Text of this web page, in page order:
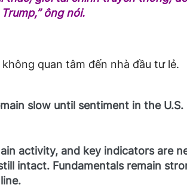
Trump,”ông nói.
quan tâm đến nhà đầu tư lẻ.
slow until sentiment in the U.S.
activity, and key indicators are
intact. Fundamentals remain